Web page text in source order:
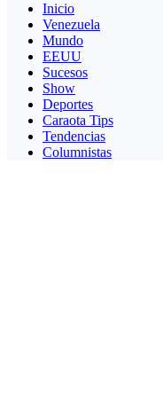
Inicio
Venezuela
Mundo
EEUU
Sucesos
Show
Deportes
Caraota Tips
Tendencias
Columnistas